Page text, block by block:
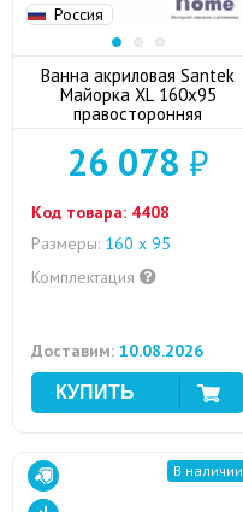
Россия
Ванна акриловая Santek
Майорка XL 160x95
правосторонняя
26 078 ₽
Код товара: 4408
Размеры: 160 x 95
Комплектация
Доставим: 10.08.2026
В наличии